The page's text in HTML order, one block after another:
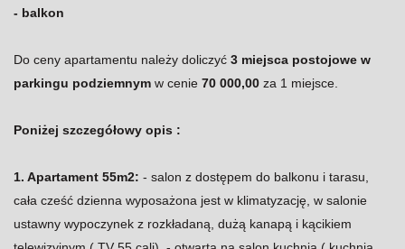
- balkon
Do ceny apartamentu należy doliczyć 3 miejsca postojowe w
parkingu podziemnym w cenie 70 000,00 za 1 miejsce.
Poniżej szczegółowy opis :
1. Apartament 55m2: - salon z dostępem do balkonu i tarasu,
cała cześć dzienna wyposażona jest w klimatyzację, w salonie
ustawny wypoczynek z rozkładaną, dużą kanapą i kącikiem